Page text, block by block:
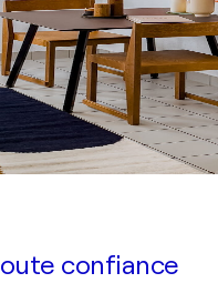
confiance